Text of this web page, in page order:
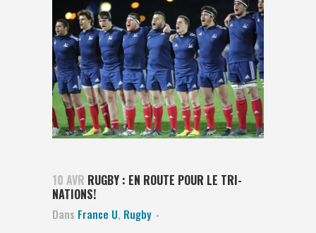
10 AVR RUGBY : EN ROUTE POUR LE TRI-
NATIONS!
Dans France U, Rugby